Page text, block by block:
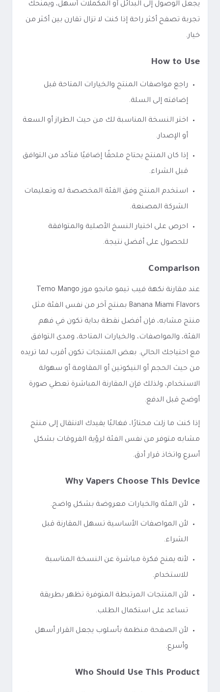
يجعل الوصول إلى البدائل أو المكملات أسهل، ويمنحك
تجربة تصفح أكثر راحة إذا كنت لا تزال تقارن بين أكثر من
خيار.
How to Use
راجع مواصفات المنتج والخيارات المتاحة قبل
إضافته إلى السلة.
اختر النسخة المناسبة لك من حيث الطراز أو السعة
أو الإصدار.
إذا كان المنتج يحتاج ملحقًا إضافيًا فتأكد من التوافق
قبل الشراء.
استخدم المنتج وفق الفئة المخصصة له وتعليمات
الشركة المصنعة.
احرص على اختيار النسخ الأصلية والمتوافقة
للحصول على أفضل نتيجة.
Comparison
عند مقارنة نكهة فيب تيمو مانجو موز Temo Mango
Banana Miami Flavors بمنتج آخر من نفس الفئة مثل
منتج مشابه، فإن أفضل نقطة بداية تكون في فهم
الفئة، والمواصفات، والخيارات المتاحة، ومدى التوافق
مع احتياجك الحالي. بعض المنتجات تكون أقرب لما تريده
من حيث الحجم أو النيكوتين أو المقاومة أو سهولة
الاستخدام، ولذلك فإن المقارنة المباشرة تعطي صورة
أوضح قبل الدفع.
إذا كنت ما زلت محتارًا، فغالبًا يفيدك الانتقال إلى منتج
مشابه متوفر من نفس الفئة لرؤية الفروقات بشكل
أسرع واتخاذ قرار أدق.
Why Vapers Choose This Device
لأن الفئة والخيارات معروضة بشكل واضح.
لأن المواصفات الأساسية تسهل المقارنة قبل
الشراء.
لأنه يمنح فكرة مباشرة عن النسخة المناسبة
للاستخدام.
لأن المنتجات المرتبطة المتوفرة تظهر بطريقة
تساعد على استكمال الطلب.
لأن الصفحة منظمة بأسلوب يجعل القرار أسهل
وأسرع.
Who Should Use This Product